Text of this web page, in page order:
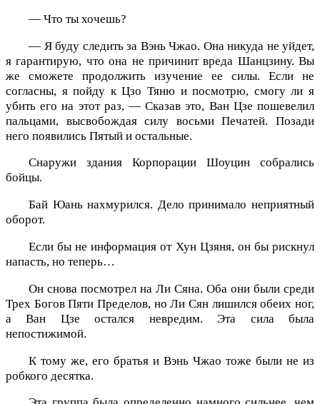
— Что ты хочешь?
— Я буду следить за Вэнь Чжао. Она никуда не уйдет,
я гарантирую, что она не причинит вреда Шанцзину. Вы
же сможете продолжить изучение ее силы. Если не
согласны, я пойду к Цзо Тяню и посмотрю, смогу ли я
убить его на этот раз, — Сказав это, Ван Цзе пошевелил
пальцами, высвобождая силу восьми Печатей. Позади
него появились Пятый и остальные.
Снаружи здания Корпорации Шоуцин собрались
бойцы.
Бай Юань нахмурился. Дело принимало неприятный
оборот.
Если бы не информация от Хун Цзяня, он бы рискнул
напасть, но теперь…
Он снова посмотрел на Ли Сяна. Оба они были среди
Трех Богов Пяти Пределов, но Ли Сян лишился обеих ног,
а Ван Цзе остался невредим. Эта сила была
непостижимой.
К тому же, его братья и Вэнь Чжао тоже были не из
робкого десятка.